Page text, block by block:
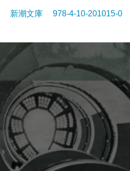
新潮文庫 978-4-10-201015-